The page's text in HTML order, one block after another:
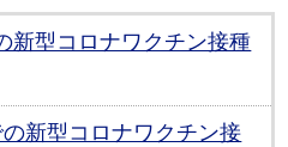
新型コロナワクチン接種
新型コロナワクチン接